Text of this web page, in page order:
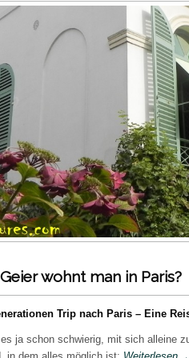
wohnt man in Paris?
Trip nach Paris – Eine
ja schon schwierig, mit sich alleine